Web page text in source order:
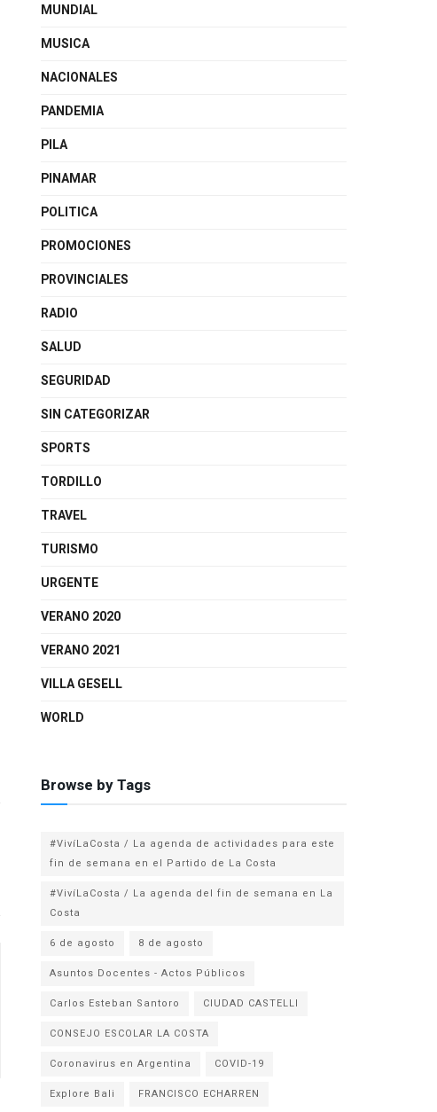
MUNDIAL
MUSICA
NACIONALES
PANDEMIA
PILA
PINAMAR
POLITICA
PROMOCIONES
PROVINCIALES
RADIO
SALUD
SEGURIDAD
SIN CATEGORIZAR
SPORTS
TORDILLO
TRAVEL
TURISMO
URGENTE
VERANO 2020
VERANO 2021
VILLA GESELL
WORLD
Browse by Tags
#VivíLaCosta / La agenda de actividades para este
fin de semana en el Partido de La Costa
#VivíLaCosta / La agenda del fin de semana en La
Costa
6 de agosto
8 de agosto
Asuntos Docentes - Actos Públicos
Carlos Esteban Santoro
CIUDAD CASTELLI
CONSEJO ESCOLAR LA COSTA
Coronavirus en Argentina
COVID-19
Explore Bali
FRANCISCO ECHARREN